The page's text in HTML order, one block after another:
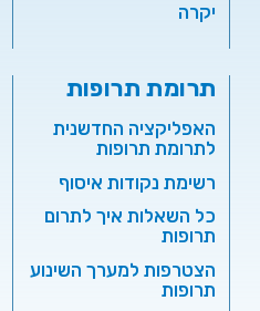
יקרה
תרומת תרופות
האפליקציה החדשנית
לתרומת תרופות
רשימת נקודות איסוף
כל השאלות איך לתרום
תרופות
הצטרפות למערך השינוע
תרופות